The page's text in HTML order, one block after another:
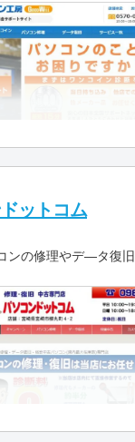
料金・メニュー
公式サイ
け修理対応エリア
者の特徴
料金・メニュー
公式サ
ットコム
ンの修理やデ―タ復